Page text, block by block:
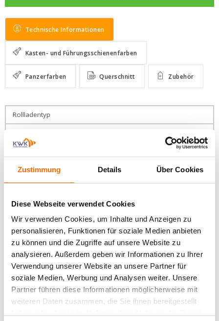
Zustimmung Details Über Cookies
Diese Webseite verwendet Cookies
Wir verwenden Cookies, um Inhalte und Anzeigen zu
personalisieren, Funktionen für soziale Medien anbieten
zu können und die Zugriffe auf unsere Website zu
analysieren. Außerdem geben wir Informationen zu Ihrer
Verwendung unserer Website an unsere Partner für
soziale Medien, Werbung und Analysen weiter. Unsere
Partner führen diese Informationen möglicherweise mit
weiteren Daten zusammen, die Sie ihnen bereitgestellt
Technische Informationen
Kasten- und Führungsschienenfarben
Panzerfarben Querschnitt Zubehör
Rollladentyp
ST2000-137 (137×137 mm), ST2000-150 (150×150 mm),
ST2000-165 (165×165 mm), ST2000-180 (180×180 mm),
2500 mm – PA39, 3000 mm – PA45, 3700 mm – PA52, 1600
mm – PCV37, 3000 mm – PCV52
Model des Kastens
ALU
Moskitonetz
JA (ST-2000 + MKT)
Balkontüren
Aluminium
Terrassentür
Hebeschiebetür
Hebeschiebetür
Hebeschiebetüren
aus PVC mit
Hebeschiebetüren
aus Holz
Falttüren
PSK-
Türen
aus
Holz